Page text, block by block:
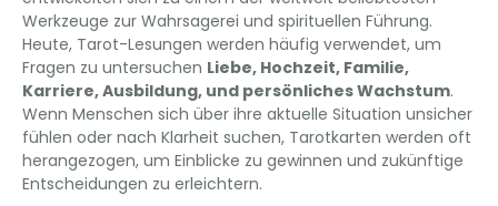
Werkzeuge zur Wahrsagerei und spirituellen Führung.
Heute, Tarot-Lesungen werden häufig verwendet, um
Fragen zu untersuchen Liebe, Hochzeit, Familie,
Karriere, Ausbildung, und persönliches Wachstum.
Wenn Menschen sich über ihre aktuelle Situation unsicher
fühlen oder nach Klarheit suchen, Tarotkarten werden oft
herangezogen, um Einblicke zu gewinnen und zukünftige
Entscheidungen zu erleichtern.